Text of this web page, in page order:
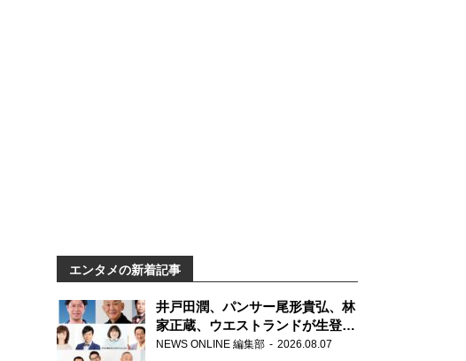
エンタメの新着記事
井戸田潤、パンサー尾形貴弘、林
家正蔵、ウエストランドが生登
場！『ラジオビバリー昼ズ』
NEWS ONLINE 編集部 2026.08.07